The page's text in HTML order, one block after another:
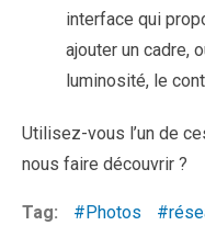
interface qui
ajouter un cadre,
luminosité, le
Utilisez-vous l’un de
nous faire découvrir ?
Tag: Photos